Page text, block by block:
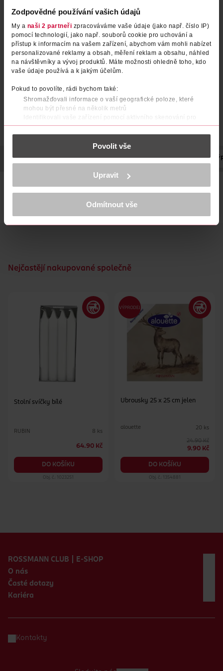
Zodpovědné používání vašich údajů
My a naši 2 partneři zpracováváme vaše údaje (jako např. číslo IP)
pomocí technologií, jako např. souborů cookie pro uchování a
přístup k informacím na vašem zařízení, abychom vám mohli nabízet
personalizované reklamy a obsah, měření reklam a obsahu, náhled
na návštěvníky a vývoj produktů. Máte možnosti ohledně toho, kdo
vaše údaje používá a k jakým účelům.
Pokud to povolíte, rádi bychom také:
Shromažďovali informace o vaší geografické poloze, které
mohou být přesné na několik metrů
Identifikovali vaše zařízení pomocí aktivního skenování pro
konkrétní charakteristiky (otisk prstu)
Zjistěte více o tom, jak zpracováváme vaše osobní údaje, a nastavte
části s podrobnostmi . Svůj souhlas můžete kdykoliv
K provozu stránek, personalizaci obsahu a reklam, funkcí sociálních
médií, analýze návštěvnosti, které mohou nést osobní údaje.
Více najdete vprohlášení o ochraně osobních údajů.
Děkujeme za pochopení. >více o cookies<
Povolit vše
Upravit
Odmítnout vše
POPIS POČET NÁZEV VÝROBCE/DODAVATELE ADRESA
provedení.
Nejčastějí nakupované společně
Stolní svíčky bílé
RUBIN 8 ks
64.90 Kč
DO KOŠÍKU
Obj. č.: 1023251
Ubrousky 25 x 25 cm jelen
alouette 20 ks
24.90 Kč
9.90 Kč
DO KOŠÍKU
Obj. č.: 1354881
ROSSMANN CLUB | E-SHOP
O nás
Časté dotazy
Kariéra
Kontakty